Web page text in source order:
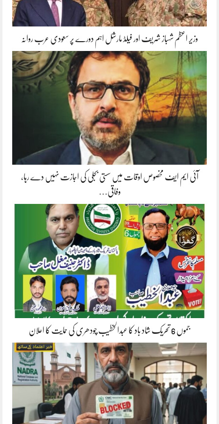
وزیر اعظم شہباز شریف اور فیلڈ مارشل اہم دورے پر سعودی عرب روانہ
آئی ایم ایف مخصوص اوقات میں سستی بجلی کی اجازت نہیں دے رہا،
وفاقی…
جموں 6 تحریک شاد باد کا عبدالخطیب چودھری کی حمایت کا اعلان